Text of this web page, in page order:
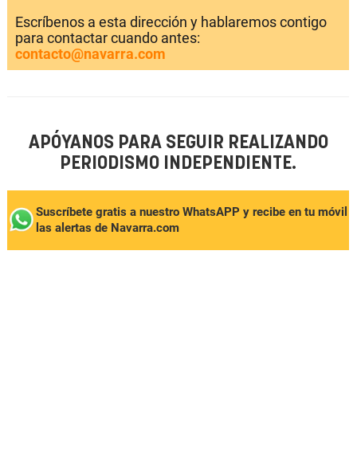
Escríbenos a esta dirección y hablaremos contigo
para contactar cuando antes:
contacto@navarra.com
APÓYANOS PARA SEGUIR REALIZANDO
PERIODISMO INDEPENDIENTE.
Suscríbete gratis a nuestro WhatsAPP y recibe en tu móvil
las alertas de Navarra.com